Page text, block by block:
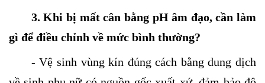
3. Khi bị mất cân bằng pH âm đạo, cần làm
gì để điều chỉnh về mức bình thường?
- Vệ sinh vùng kín đúng cách bằng dung dịch